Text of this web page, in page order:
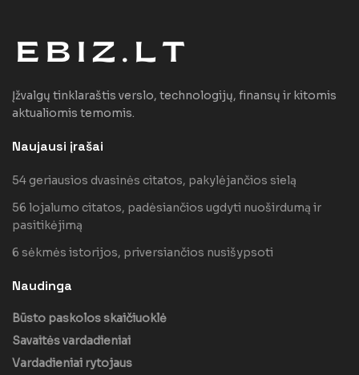
Įžvalgų tinklaraštis verslo, technologijų, finansų ir kitomis
aktualiomis temomis.
Naujausi įrašai
54 geriausios dvasinės citatos, pakylėjančios sielą
56 lojalumo citatos, padėsiančios ugdyti nuoširdumą ir
pasitikėjimą
6 sėkmės istorijos, priversiančios nusišypsoti
Naudinga
Būsto paskolos skaičiuoklė
Savaitės vardadieniai
Vardadieniai rytojaus